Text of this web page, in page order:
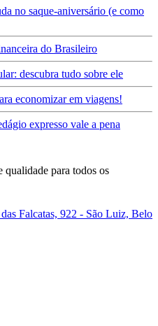
no saque-aniversário (e como
do Brasileiro
descubra tudo sobre ele
economizar em viagens!
expresso vale a pena
qualidade para todos os
Falcatas, 922 - São Luiz, Belo